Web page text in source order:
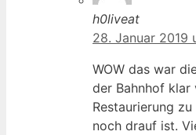
h0liveat
28. Januar 2019
WOW das war
der Bahnhof
Restaurierung
noch drauf ist.